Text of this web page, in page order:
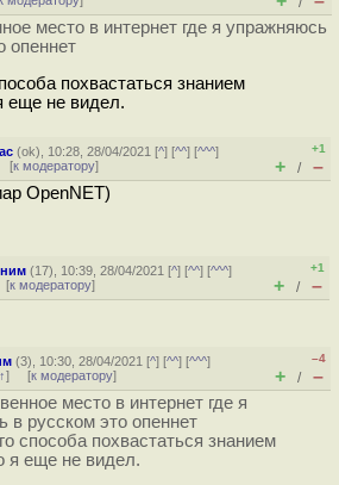
место в интернет где я упражняюсь
опеннет
похвастаться знанием
еще не видел.
(ok), 10:28, 28/04/2021 [^] [^^] [^^^]
[к модератору]
+1
+ / –
OpenNET)
(17), 10:39, 28/04/2021 [^] [^^] [^^^]
[к модератору]
+1
+ / –
(3), 10:30, 28/04/2021 [^] [^^] [^^^]
↑] [к модератору]
–4
+ / –
место в интернет где я
в русском это опеннет
способа похвастаться знанием
я еще не видел.